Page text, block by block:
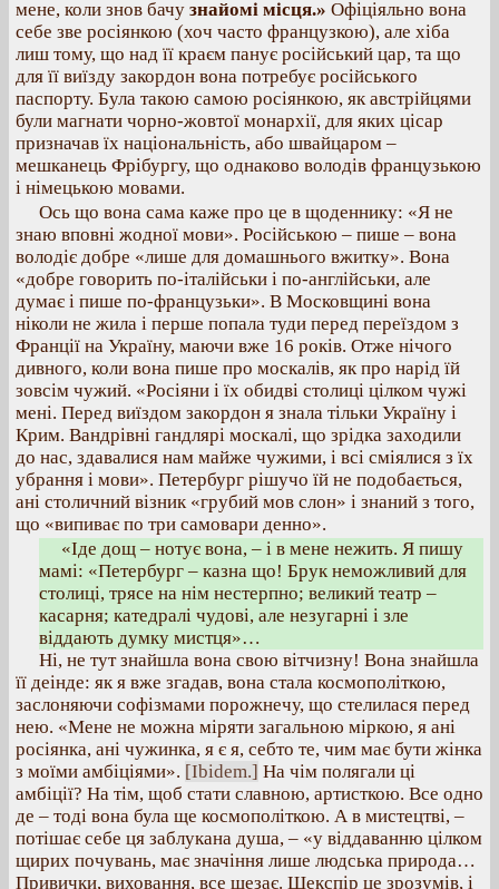
мене, коли знов бачу знайомі місця.» Офіціяльно вона
себе зве росіянкою (хоч часто французкою), але хіба
лиш тому, що над її краєм панує російський цар, та що
для її виїзду закордон вона потребує російського
паспорту. Була такою самою росіянкою, як австрійцями
були магнати чорно-жовтої монархії, для яких цісар
призначав їх національність, або швайцаром –
мешканець Фрібургу, що однаково володів французькою
і німецькою мовами.
Ось що вона сама каже про це в щоденнику: «Я не
знаю вповні жодної мови». Російською – пише – вона
володіє добре «лише для домашнього вжитку». Вона
«добре говорить по-італійськи і по-англійськи, але
думає і пише по-французьки». В Московщині вона
ніколи не жила і перше попала туди перед переїздом з
Франції на Україну, маючи вже 16 років. Отже нічого
дивного, коли вона пише про москалів, як про нарід їй
зовсім чужий. «Росіяни і їх обидві столиці цілком чужі
мені. Перед виїздом закордон я знала тільки Україну і
Крим. Вандрівні гандлярі москалі, що зрідка заходили
до нас, здавалися нам майже чужими, і всі сміялися з їх
убрання і мови». Петербург рішучо їй не подобається,
ані столичний візник «грубий мов слон» і знаний з того,
що «випиває по три самовари денно».
«Іде дощ – нотує вона, – і в мене нежить. Я пишу
мамі: «Петербург – казна що! Брук неможливий для
столиці, трясе на нім нестерпно; великий театр –
касарня; катедралі чудові, але незугарні і зле
віддають думку мистця»…
Ні, не тут знайшла вона свою вітчизну! Вона знайшла
її деінде: як я вже згадав, вона стала космополіткою,
заслоняючи софізмами порожнечу, що стелилася перед
нею. «Мене не можна міряти загальною міркою, я ані
росіянка, ані чужинка, я є я, себто те, чим має бути жінка
з моїми амбіціями». [Ibidem.] На чім полягали ці
амбіції? На тім, щоб стати славною, артисткою. Все одно
де – тоді вона була ще космополіткою. А в мистецтві, –
потішає себе ця заблукана душа, – «у віддаванню цілком
щирих почувань, має значіння лише людська природа…
Привички, виховання, все щезає. Шекспір це зрозумів, і